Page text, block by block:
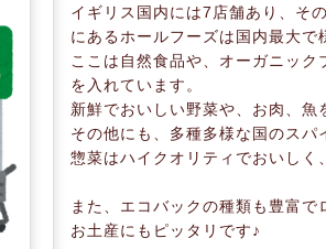
イギリス国内には7店舗あり、そ
にあるホールフーズは国内最大で
ここは自然食品や、オーガニッ
を入れています。
新鮮でおいしい野菜や、お肉、魚
その他にも、多種多様な国のス
惣菜はハイクオリティでおいしく
また、エコバックの種類も豊富で
お土産にもピッタリです♪